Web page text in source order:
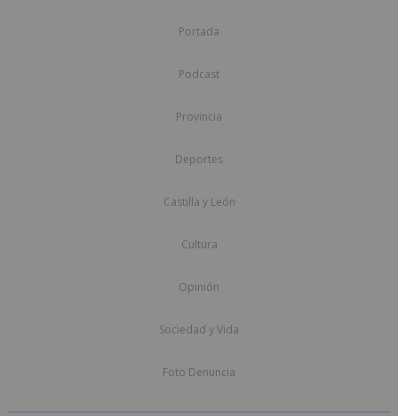
Portada
Podcast
Provincia
Deportes
Castilla y León
Cultura
Opinión
Sociedad y Vida
Foto Denuncia